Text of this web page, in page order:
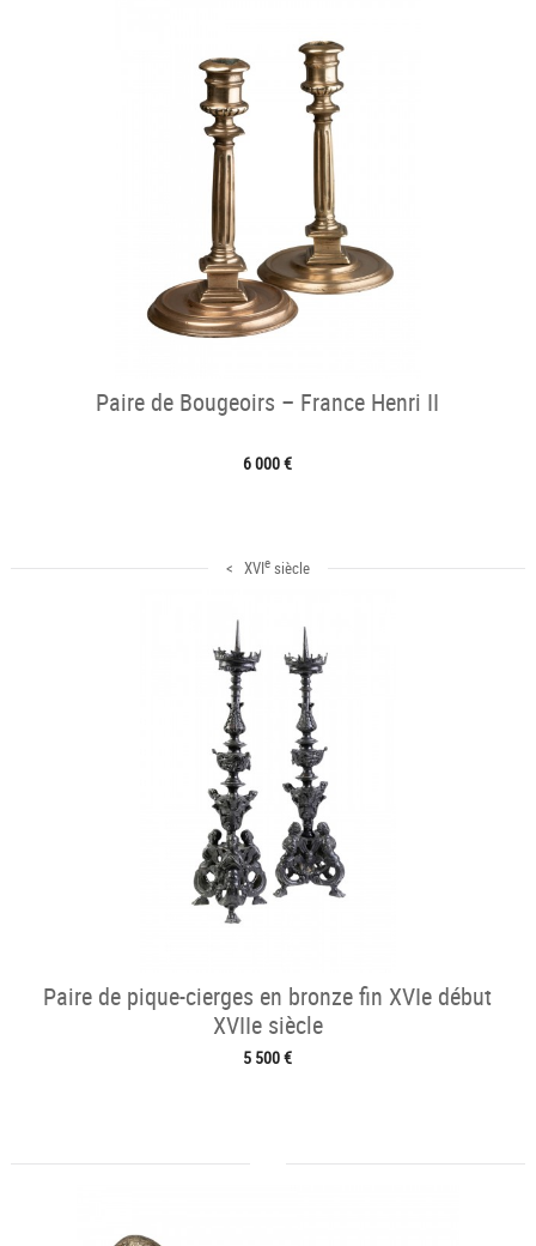
Paire de Bougeoirs – France Henri II
6 000 €
< XVIesiècle
Paire de pique-cierges en bronze fin XVIe début
XVIIe siècle
5 500 €